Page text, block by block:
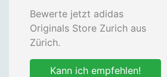
Bewerte jetzt adidas
Originals Store Zurich aus
Zürich.
Kann ich empfehlen!